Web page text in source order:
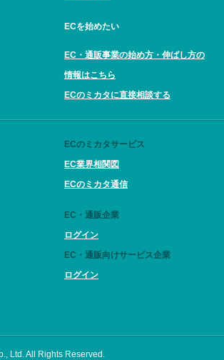
ECを始めたい
EC・通販事業の始め方・伸ばし方の
情報はこちら
ECのミカタに直接相談する
ECのミカタサービス
EC業界相関図
ECのミカタ通信
EC・通販企業
ログイン
EC・通販向けサービス企業
ログイン
Ltd. All Rights Reserved.